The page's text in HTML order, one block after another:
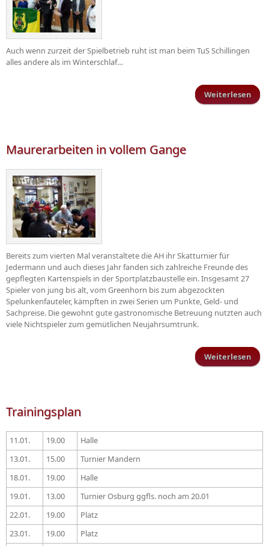
Auch wenn zurzeit der Spielbetrieb ruht ist man beim TuS Schillingen
alles andere als im Winterschlaf…
Weiterlesen
Maurerarbeiten in vollem Gange
Bereits zum vierten Mal veranstaltete die AH ihr Skatturnier für
Jedermann und auch dieses Jahr fanden sich zahlreiche Freunde des
gepflegten Kartenspiels in der Sportplatzbaustelle ein. Insgesamt 27
Spieler von jung bis alt, vom Greenhorn bis zum abgezockten
Spelunkenfauteler, kämpften in zwei Serien um Punkte, Geld- und
Sachpreise. Die gewohnt gute gastronomische Betreuung nutzten auch
viele Nichtspieler zum gemütlichen Neujahrsumtrunk.
Weiterlesen
Trainingsplan
11.01. 19.00
Halle
13.01.
15.00
Turnier Mandern
18.01.
19.00
Halle
19.01.
13.00
Turnier Osburg ggfls. noch am 20.01
22.01.
19.00
Platz
23.01.
19.00
Platz